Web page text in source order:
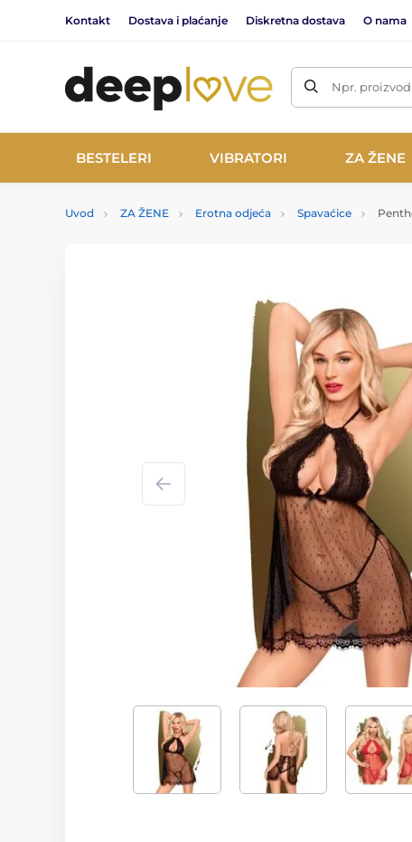
Kontakt Dostava i plaćanje Diskretna dostava O nama
Npr.
BESTELERI VIBRATORI ZA ŽENE
Uvod ZA ŽENE Erotna odjeća Spavaćice